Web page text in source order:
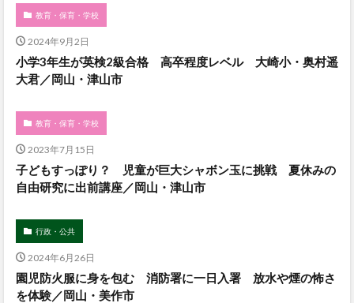
教育・保育・学校
2024年9月2日
小学3年生が英検2級合格 高卒程度レベル 大崎小・奥村遥
大君／岡山・津山市
教育・保育・学校
2023年7月15日
子どもすっぽり？ 児童が巨大シャボン玉に挑戦 夏休みの
自由研究に出前講座／岡山・津山市
行政・公共
2024年6月26日
園児防火服に身を包む 消防署に一日入署 放水や煙の怖さ
を体験／岡山・美作市